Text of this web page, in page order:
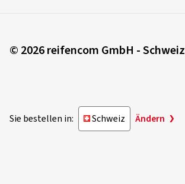
© 2026 reifencom GmbH - Schweiz
Sie bestellen in: Schweiz Ändern